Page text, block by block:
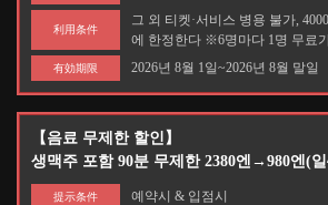
利用条件
그 외 티켓·서비스 병용 불가,
에 한정한다 ※6명마다 1명 무료
有効期限 2026년 8월 1일~2026년 8월 말일
【음료 무제한 할인】
생맥주 포함 90분 무제한 2380엔→980엔(
提示条件 예약시 & 입점시